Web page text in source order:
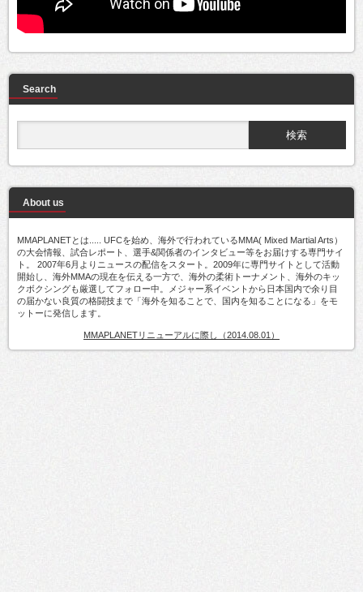
Search
About us
MMAPLANETとは..... UFCを始め、海外で行われているMMA( Mixed Martial Arts）
の大会情報、試合レポート、選手&関係者のインタビュー等をお届けする専門サイ
ト。 2007年6月よりニュースの配信をスタート。2009年に専門サイトとして活動
開始し、海外MMAの現在を伝える一方で、海外の柔術トーナメント、海外のキッ
クボクシングも厳選してフォロー中。メジャー系イベントから日本国内で余り目
の届かない良質の格闘技まで「海外を知ることで、国内を知ることになる」をモ
ットーに発信します。
MMAPLANETリニューアルに際し（2014.08.01）